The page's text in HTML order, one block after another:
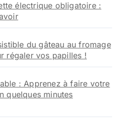
électrique obligatoire :
du gâteau au fromage
régaler vos papilles !
: Apprenez à faire votre
quelques minutes